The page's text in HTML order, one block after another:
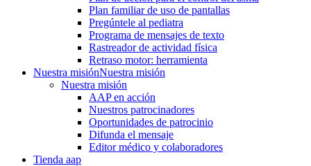
Plan familiar de uso de pantallas
Pregúntele al pediatra
Programa de mensajes de texto
Rastre​​ador de activida​d física
Retraso motor: herramienta
Nuestra misiónNuestra misión
Nuestra misión
AAP en acción
Nuestros patrocinadores
Oportunidades de patrocinio
Difunda el mensaje
Editor médico y colaboradores
Tienda aap